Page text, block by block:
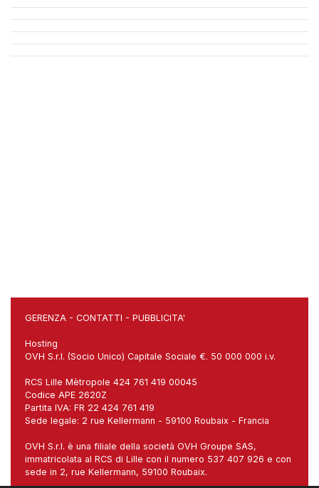
GERENZA - CONTATTI - PUBBLICITA'
Hosting
OVH S.r.l. (Socio Unico) Capitale Sociale €. 50 000 000 i.v.
RCS Lille Mètropole 424 761 419 00045
Codice APE 2620Z
Partita IVA: FR 22 424 761 419
Sede legale: 2 rue Kellermann - 59100 Roubaix - Francia
OVH S.r.l. è una filiale della società OVH Groupe SAS,
immatricolata al RCS di Lille con il numero 537 407 926 e con
sede in 2, rue Kellermann, 59100 Roubaix.